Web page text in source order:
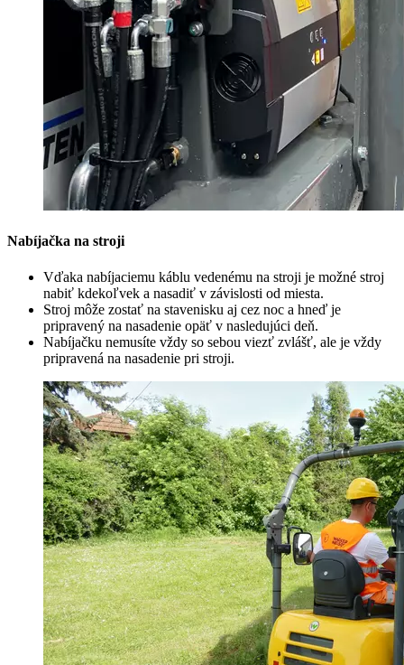
Nabíjačka na stroji
Vďaka nabíjaciemu káblu vedenému na stroji je možné stroj
nabiť kdekoľvek a nasadiť v závislosti od miesta.
Stroj môže zostať na stavenisku aj cez noc a hneď je
pripravený na nasadenie opäť v nasledujúci deň.
Nabíjačku nemusíte vždy so sebou viezť zvlášť, ale je vždy
pripravená na nasadenie pri stroji.